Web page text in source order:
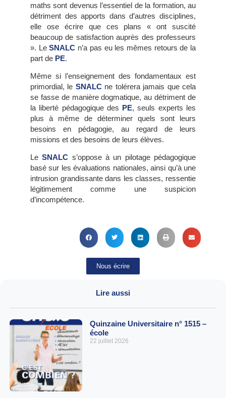
maths sont devenus l’essentiel de la formation, au
détriment des apports dans d’autres disciplines,
elle ose écrire que ces plans « ont suscité
beaucoup de satisfaction auprès des professeurs
». LeSNALC n’a pas eu les mêmes retours de la
part de PE.
Même si l’enseignement des fondamentaux est
primordial, le SNALCne tolérera jamais que cela
se fasse de manière dogmatique, au détriment de
la liberté pédagogique des PE, seuls experts les
plus à même de déterminer quels sont leurs
besoins en pédagogie, au regard de leurs
missions et des besoins de leurs élèves.
LeSNALC s’oppose à un pilotage pédagogique
basé sur les évaluations nationales, ainsi qu’à une
intrusion grandissante dans les classes, ressentie
légitimement comme une suspicion
d’incompétence.
Nous écrire
Lire aussi
Quinzaine Universitaire n° 1515 –
école
22 juillet 2026